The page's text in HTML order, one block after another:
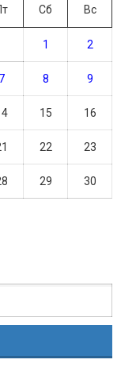
Сб Вс
1 2
7 8 9
15 16
22 23
29 30